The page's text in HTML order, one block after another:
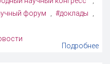
форум ,#доклады
Подробнее